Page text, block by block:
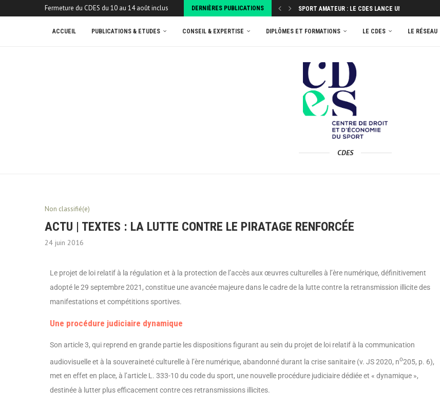
Fermeture du CDES du 10 au 14 août inclus DERNIÈRES PUBLICATIONS SPORT AMATEUR : LE CDES LANCE UNE ENQUÊTE...
ACCUEIL
PUBLICATIONS & ETUDES CONSEIL & EXPERTISE DIPLÔMES ET FORMATIONS LE CDES LE RÉSEAU
CDES
Non classifié(e)
ACTU | TEXTES : LA LUTTE CONTRE LE PIRATAGE RENFORCÉE
24 juin 2016
Le projet de loi relatif à la régulation et à la protection de l’accès aux œuvres culturelles à l’ère numérique, définiti­vement
adopté le 29 septembre 2021, constitue une avancée majeure dans le cadre de la lutte contre la retransmission illicite des
manifestations et compétitions sportives.
Une procédure judiciaire dynamique
Son article 3, qui reprend en grande partie les dispositions figurant au sein du projet de loi relatif à la communication
audiovi­suelle et à la souveraineté culturelle à l’ère numérique, abandonné durant la crise sanitaire (v. JS 2020, no205, p. 6),
met en effet en place, à l’article L. 333-10 du code du sport, une nouvelle procédure judiciaire dédiée et « dynamique »,
destinée à lutter plus efficacement contre ces retransmis­sions illicites.